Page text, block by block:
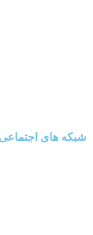
شبکه های اجتماعی